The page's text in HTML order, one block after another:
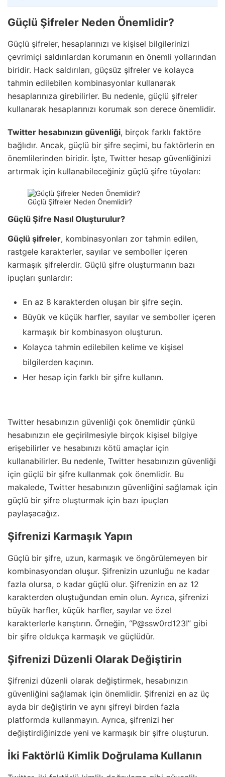
Güçlü Şifreler Neden Önemlidir?
Güçlü şifreler, hesaplarınızı ve kişisel bilgilerinizi
çevrimiçi saldırılardan korumanın en önemli yollarından
biridir. Hack saldırıları, güçsüz şifreler ve kolayca
tahmin edilebilen kombinasyonlar kullanarak
hesaplarınıza girebilirler. Bu nedenle, güçlü şifreler
kullanarak hesaplarınızı korumak son derece önemlidir.
Twitter hesabınızın güvenliği, birçok farklı faktöre
bağlıdır. Ancak, güçlü bir şifre seçimi, bu faktörlerin en
önemlilerinden biridir. İşte, Twitter hesap güvenliğinizi
artırmak için kullanabileceğiniz güçlü şifre tüyoları:
Güçlü Şifreler Neden Önemlidir?
Güçlü Şifre Nasıl Oluşturulur?
Güçlü şifreler, kombinasyonları zor tahmin edilen,
rastgele karakterler, sayılar ve semboller içeren
karmaşık şifrelerdir. Güçlü şifre oluşturmanın bazı
ipuçları şunlardır:
En az 8 karakterden oluşan bir şifre seçin.
Büyük ve küçük harfler, sayılar ve semboller içeren
karmaşık bir kombinasyon oluşturun.
Kolayca tahmin edilebilen kelime ve kişisel
bilgilerden kaçının.
Her hesap için farklı bir şifre kullanın.
Twitter hesabınızın güvenliği çok önemlidir çünkü
hesabınızın ele geçirilmesiyle birçok kişisel bilgiye
erişebilirler ve hesabınızı kötü amaçlar için
kullanabilirler. Bu nedenle, Twitter hesabınızın güvenliği
için güçlü bir şifre kullanmak çok önemlidir. Bu
makalede, Twitter hesabınızın güvenliğini sağlamak için
güçlü bir şifre oluşturmak için bazı ipuçları
paylaşacağız.
Şifrenizi Karmaşık Yapın
Güçlü bir şifre, uzun, karmaşık ve öngörülemeyen bir
kombinasyondan oluşur. Şifrenizin uzunluğu ne kadar
fazla olursa, o kadar güçlü olur. Şifrenizin en az 12
karakterden oluştuğundan emin olun. Ayrıca, şifrenizi
büyük harfler, küçük harfler, sayılar ve özel
karakterlerle karıştırın. Örneğin, “P@ssw0rd123!” gibi
bir şifre oldukça karmaşık ve güçlüdür.
Şifrenizi Düzenli Olarak Değiştirin
Şifrenizi düzenli olarak değiştirmek, hesabınızın
güvenliğini sağlamak için önemlidir. Şifrenizi en az üç
ayda bir değiştirin ve aynı şifreyi birden fazla
platformda kullanmayın. Ayrıca, şifrenizi her
değiştirdiğinizde yeni ve karmaşık bir şifre oluşturun.
İki Faktörlü Kimlik Doğrulama Kullanın